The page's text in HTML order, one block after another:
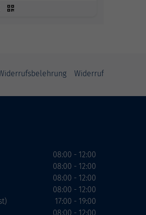
Widerruf
08:00 - 12:00
08:00 - 12:00
08:00 - 12:00
08:00 - 12:00
17:00 - 19:00
08:00 - 12:00